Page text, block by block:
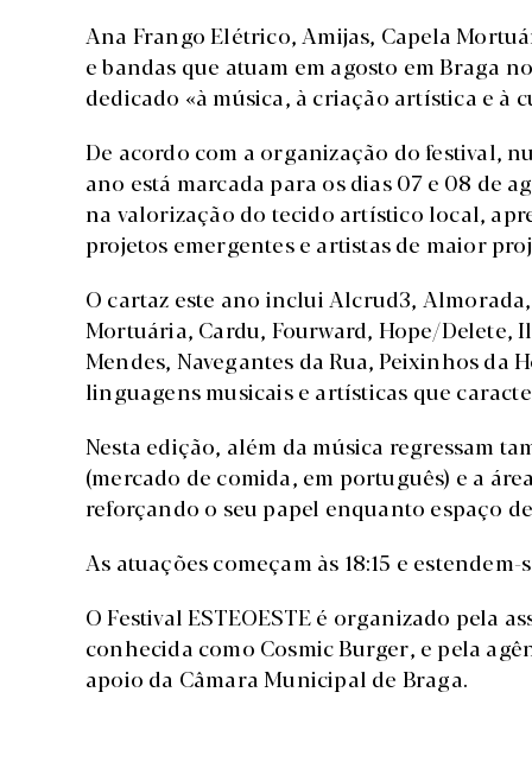
Ana Frango Elétrico, Amijas, Capela
e bandas que atuam em agosto em Braga
dedicado «à música, à criação artística e à
De acordo com a organização do festival,
ano está marcada para os dias 07 e 08 de
na valorização do tecido artístico local,
projetos emergentes e artistas de maior
O cartaz este ano inclui Alcrud3,
Mortuária, Cardu, Fourward, Hope/Delete,
Mendes, Navegantes da Rua, Peixinhos
linguagens musicais e artísticas que
Nesta edição, além da música regressam
(mercado de comida, em português) e a
reforçando o seu papel enquanto espaço
As atuações começam às 18:15 e
O Festival ESTEOESTE é organizado pela
conhecida como Cosmic Burger, e pela
apoio da Câmara Municipal de Braga.